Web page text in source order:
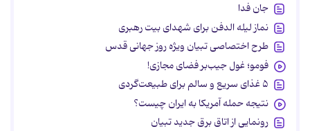
جان فدا
نماز لیله الدفن برای شهدای بیت رهبری
طرح اختصاصی تبیان ویژه روز جهانی قدس
فومو؛ غول جیب‌بر فضای مجازی!
۵ غذای سریع و سالم برای طبیعت‌گردی
نتیجه حمله آمریکا به ایران چیست؟
رونمایی از اتاق برق جدید تبیان